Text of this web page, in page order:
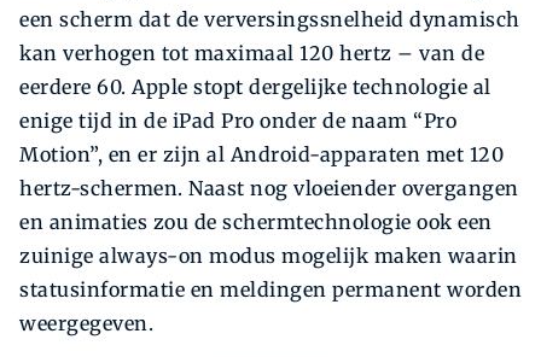
een scherm dat de verversingssnelheid dynamisch
kan verhogen tot maximaal 120 hertz – van de
eerdere 60. Apple stopt dergelijke technologie al
enige tijd in de iPad Pro onder de naam “Pro
Motion”, en er zijn al Android-apparaten met 120
hertz-schermen. Naast nog vloeiender overgangen
en animaties zou de schermtechnologie ook een
zuinige always-on modus mogelijk maken waarin
statusinformatie en meldingen permanent worden
weergegeven.